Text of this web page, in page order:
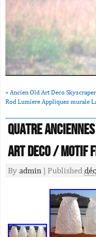
« Ancien Old Art Deco
Rod Lumiere Appliques murale
Quatre
Art Deco / Motif
By admin | Published